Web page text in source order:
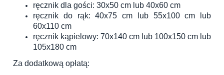
ręcznik dla gości: 30x50 cm lub 40x60 cm
ręcznik do rąk: 40x75 cm lub 55x100 cm lub
60x110 cm
ręcznik kąpielowy: 70x140 cm lub 100x150 cm lub
105x180 cm
Za dodatkową opłatą: